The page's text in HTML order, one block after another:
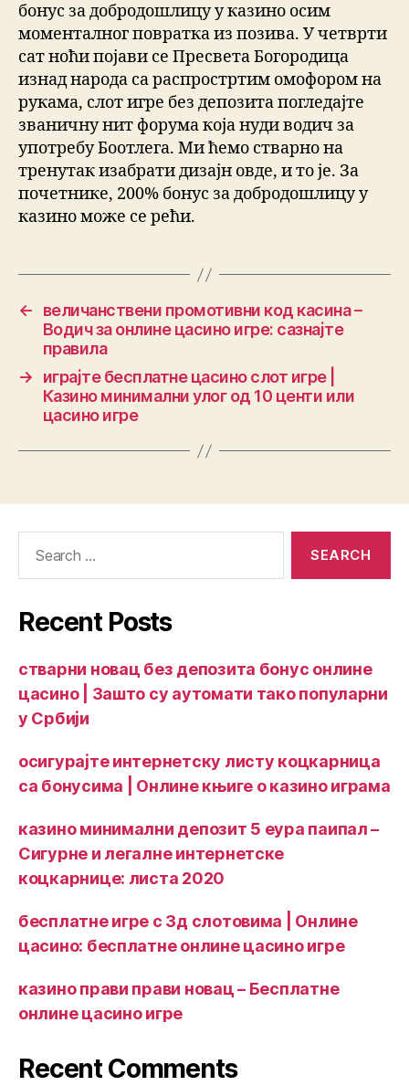
бонус за добродошлицу у казино осим
моменталног повратка из позива. У четврти
сат ноћи појави се Пресвета Богородица
изнад народа са распростртим омофором на
рукама, слот игре без депозита погледајте
званичну нит форума која нуди водич за
употребу Боотлега. Ми ћемо стварно на
тренутак изабрати дизајн овде, и то је. За
почетнике, 200% бонус за добродошлицу у
казино може се рећи.
←
величанствени промотивни код касина –
Водич за онлине цасино игре: сазнајте
правила
→
играјте бесплатне цасино слот игре |
Казино минимални улог од 10 центи или
цасино игре
Recent Posts
стварни новац без депозита бонус онлине
цасино | Зашто су аутомати тако популарни
у Србији
осигурајте интернетску листу коцкарница
са бонусима | Онлине књиге о казино играма
казино минимални депозит 5 еура паипал –
Сигурне и легалне интернетске
коцкарнице: листа 2020
бесплатне игре с 3д слотовима | Онлине
цасино: бесплатне онлине цасино игре
казино прави прави новац – Бесплатне
онлине цасино игре
Recent Comments